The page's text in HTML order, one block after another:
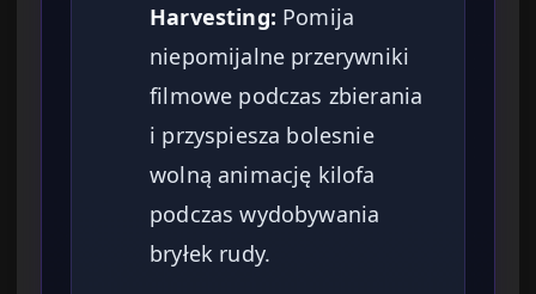
Harvesting: Pomija
niepomijalne przerywniki
filmowe podczas zbierania
i przyspiesza bolesnie
wolną animację kilofa
podczas wydobywania
bryłek rudy.